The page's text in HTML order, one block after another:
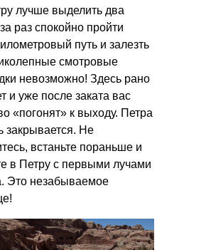
лучше выделить два
раз спокойно пройти
путь и залезть
смотровые
невозможно! Здесь рано
и уже после заката вас
«погонят» к выходу. Петра
закрывается. Не
встаньте пораньше и
в Петру с первыми лучами
Это незабываемое